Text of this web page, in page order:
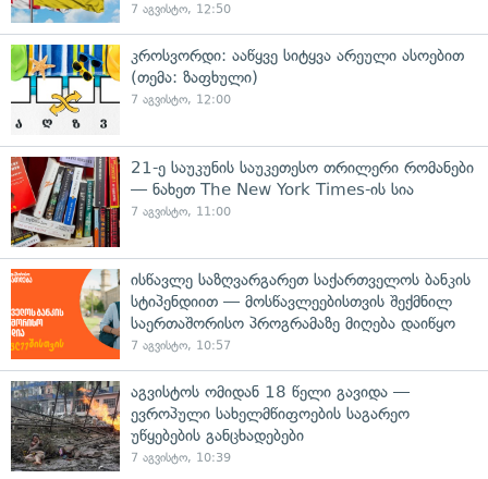
7 აგვისტო, 12:50
კროსვორდი: ააწყვე სიტყვა არეული ასოებით
(თემა: ზაფხული)
7 აგვისტო, 12:00
21-ე საუკუნის საუკეთესო თრილერი რომანები
— ნახეთ The New York Times-ის სია
7 აგვისტო, 11:00
ისწავლე საზღვარგარეთ საქართველოს ბანკის
სტიპენდიით — მოსწავლეებისთვის შექმნილ
საერთაშორისო პროგრამაზე მიღება დაიწყო
7 აგვისტო, 10:57
აგვისტოს ომიდან 18 წელი გავიდა —
ევროპული სახელმწიფოების საგარეო
უწყებების განცხადებები
7 აგვისტო, 10:39